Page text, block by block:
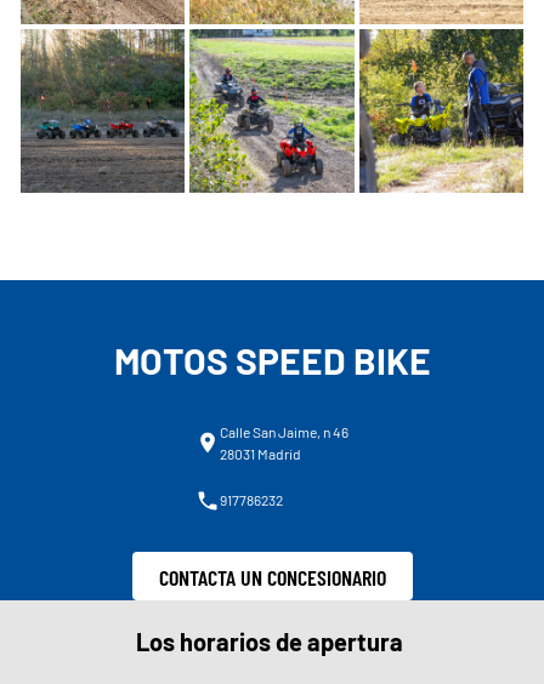
MOTOS SPEED BIKE
Calle San Jaime, n 46
28031 Madrid
917786232
CONTACTA UN CONCESIONARIO
Los horarios de apertura